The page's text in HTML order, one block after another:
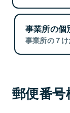
事業所の個
事業所の７け
郵便番